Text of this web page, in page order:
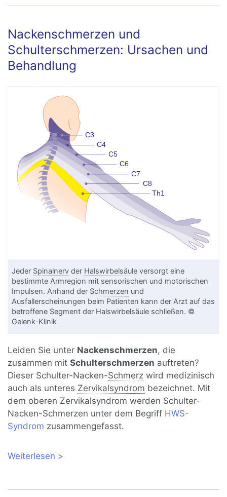
Nackenschmerzen und
Schulterschmerzen: Ursachen und
Behandlung
Jeder Spinalnerv der Halswirbelsäule versorgt eine
bestimmte Armregion mit sensorischen und motorischen
Impulsen. Anhand der Schmerzen und
Ausfallerscheinungen beim Patienten kann der Arzt auf das
betroffene Segment der Halswirbelsäule schließen. ©
Gelenk-Klinik
Leiden Sie unter Nackenschmerzen, die
zusammen mitSchulterschmerzen auftreten?
Dieser Schulter-Nacken-Schmerz wird medizinisch
auch als unteres Zervikalsyndrom bezeichnet. Mit
dem oberen Zervikalsyndrom werden Schulter-
Nacken-Schmerzen unter dem Begriff HWS-
Syndrom zusammengefasst.
Weiterlesen über Nackenschmerzen und